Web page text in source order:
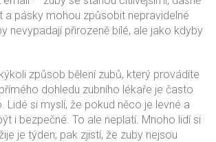
a pásky mohou způsobit nepravidelné
nevypadají přirozeně bílé, ale jako kdyby
způsob bělení zubů, který provádíte
dohledu zubního lékaře je často
Lidé si myslí, že pokud něco je levné a
i bezpečné. To ale neplatí. Mnoho lidí si
je týden, pak zjistí, že zuby nejsou